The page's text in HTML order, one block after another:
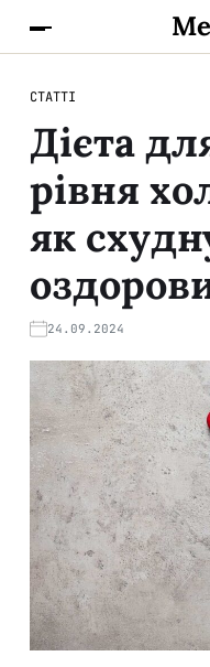
СТАТТІ
Дієта
рівня
як
24.09.2024